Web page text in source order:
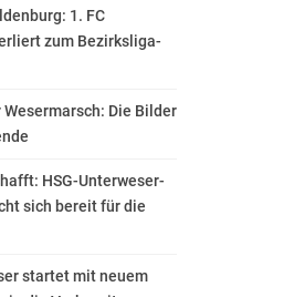
1. FC
zum Bezirksliga-
Die Bilder
HSG-Unterweser-
sich bereit für die
startet mit neuem